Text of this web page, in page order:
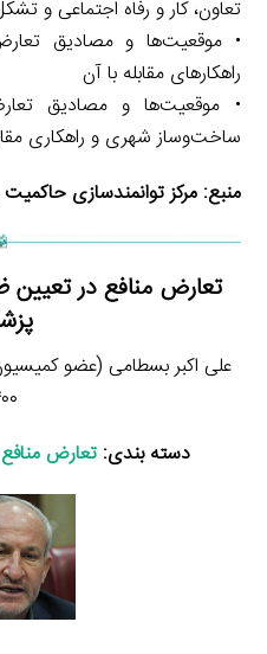
تعاون، کار و رفاه اجتماعی و
• موقعیت‌ها و مصادیق
راهکارهای مقابله با آن
• موقعیت‌ها و مصادیق
ساخت‌وساز شهری و راهکاری
منبع: مرکز توانمندسازی
تعارض منافع در
دسته بندی:تعارض